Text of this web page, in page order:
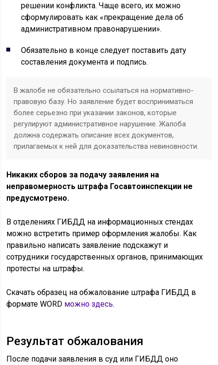
решении конфликта. Чаще всего, их можно
сформулировать как «прекращение дела об
административном правонарушении».
Обязательно в конце следует поставить дату
составления документа и подпись.
В жалобе не обязательно ссылаться на нормативно-
правовую базу. Но заявление будет восприниматься
более серьезно при указании законов, которые
регулируют административное нарушение. Жалоба
должна содержать описание всех документов,
прилагаемых к ней для доказательства невиновности.
Никаких сборов за подачу заявления на
неправомерность штрафа Госавтоинспекции не
предусмотрено.
В отделениях ГИБДД на информационных стендах
можно встретить пример оформления жалобы. Как
правильно написать заявление подскажут и
сотрудники государственных органов, принимающих
протесты на штрафы.
Скачать образец на обжалование штрафа ГИБДД в
формате WORD можно здесь.
Результат обжалования
После подачи заявления в суд или ГИБДД оно